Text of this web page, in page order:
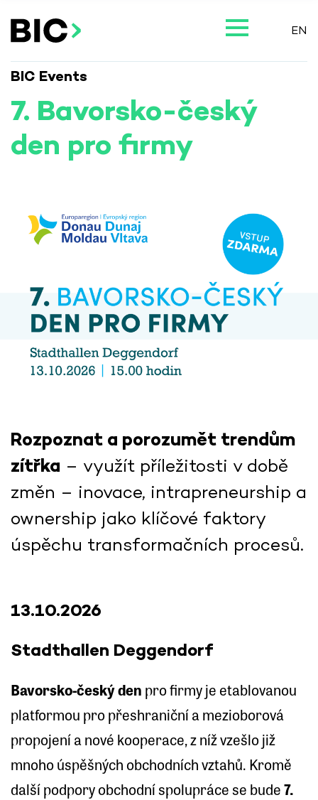
EN
BIC Events
7. Bavorsko-český
den pro firmy
Rozpoznat a porozumět trendům
zítřka – využít příležitosti v době
změn – inovace, intrapreneurship a
ownership jako klíčové faktory
úspěchu transformačních procesů.
13.10.2026
Stadthallen Deggendorf
Bavorsko-český den pro firmy je etablovanou
platformou pro přeshraniční a mezioborová
propojení a nové kooperace, z níž vzešlo již
mnoho úspěšných obchodních vztahů. Kromě
další podpory obchodní spolupráce se bude 7.